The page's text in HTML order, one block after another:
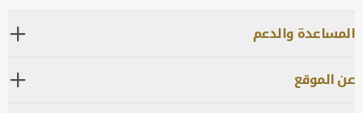
المساعدة والدعم
عن الموقع